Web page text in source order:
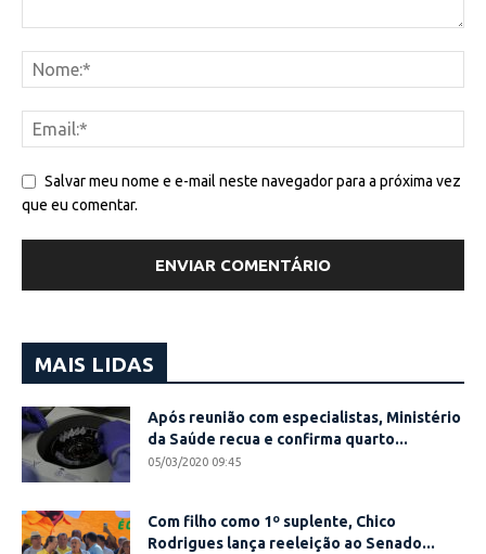
Salvar meu nome e e-mail neste navegador para a próxima vez
que eu comentar.
MAIS LIDAS
Após reunião com especialistas, Ministério
da Saúde recua e confirma quarto...
05/03/2020 09:45
Com filho como 1º suplente, Chico
Rodrigues lança reeleição ao Senado...